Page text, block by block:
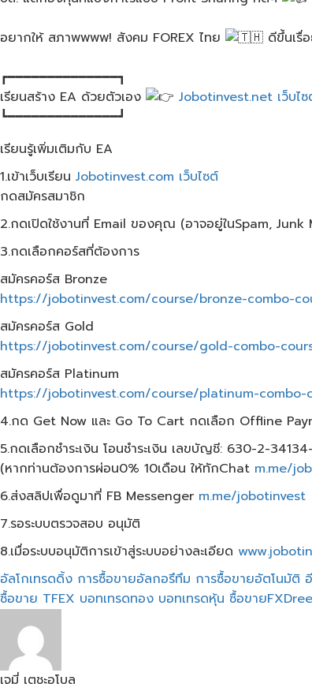
อยากให้​ สภาพพพพ! สังคม FOREX​ ไทย​ ดีขึ้นเรื่
┏━━━━━━━━━━━━━━┓
เรียนสร้าง EA ด้วยตัวเอง
Jobotinvest.net เว็บไ
┗━━━━━━━━━━━━━━┛
เรียนรู้เพิ่มเติมกับ EA
1.เข้าเว็บ​เรียน Jobotinvest.com เว็บไซต์
กดสมัครสมาชิก
2.กดเปิดใช้งานที่ Email ของคุณ​ (อาจอยู่ใน​Spam, Junk
3.กดเลือกคอร์สที่ต้องการ
สมัครคอร์ส​ Bronze
https://jobotinvest.com/course/bronze-combo-
สมัครคอร์ส​ Gold
https://jobotinvest.com/course/gold-combo-
สมัครคอร์ส​ Platinum
https://jobotinvest.com/course/platinum-combo-
4.กด Get Now และ Go To Cart กดเลือก​ Offline
5.กดเลือกชำระเงิน โอนชำระเงิน เลขบัญชี: 630-2-
(หากท่านต้องการผ่อน0% 10เดือน​ ให้ทักChat m.me/
6.ส่งสลิปเพื่อดูมาที่ FB Messenger m.me/jobotinvest
7.รอระบบตรวจสอบ อนุมัติ
8.เมื่อระบบอนุมัติการเข้าสู่ระบบอย่างละเอียด
อัลโกเทรดดิ้ง การซื้อขายอัลกอรึทึม การซื้อขายอัตโนมัติ
ซื้อขาย TFEX บอทเทรดทอง บอทเทรดหุ้น ซื้อขาย
เจมี่ เตชะอูโบล